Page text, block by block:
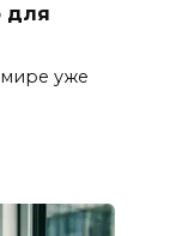
для
уже